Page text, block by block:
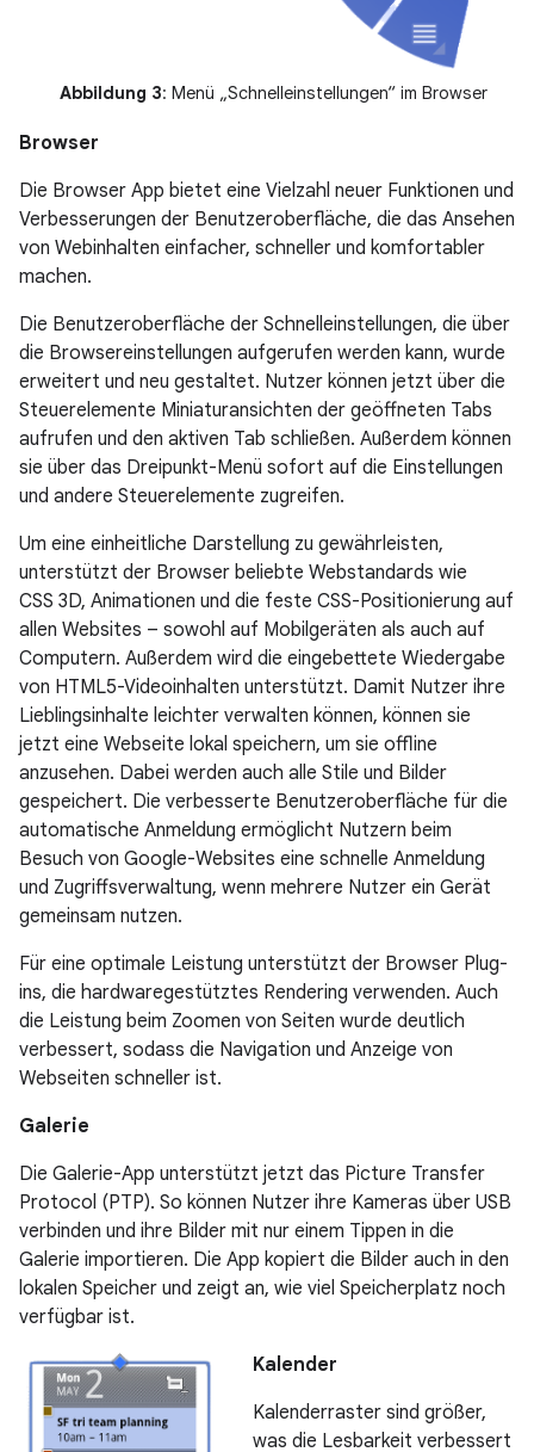
Abbildung 3: Menü „Schnelleinstellungen“ im Browser
Browser
Die Browser App bietet eine Vielzahl neuer Funktionen und
Verbesserungen der Benutzeroberfläche, die das Ansehen
von Webinhalten einfacher, schneller und komfortabler
machen.
Die Benutzeroberfläche der Schnelleinstellungen, die über
die Browsereinstellungen aufgerufen werden kann, wurde
erweitert und neu gestaltet. Nutzer können jetzt über die
Steuerelemente Miniaturansichten der geöffneten Tabs
aufrufen und den aktiven Tab schließen. Außerdem können
sie über das Dreipunkt-Menü sofort auf die Einstellungen
und andere Steuerelemente zugreifen.
Um eine einheitliche Darstellung zu gewährleisten,
unterstützt der Browser beliebte Webstandards wie
CSS 3D, Animationen und die feste CSS-Positionierung auf
allen Websites – sowohl auf Mobilgeräten als auch auf
Computern. Außerdem wird die eingebettete Wiedergabe
von HTML5-Videoinhalten unterstützt. Damit Nutzer ihre
Lieblingsinhalte leichter verwalten können, können sie
jetzt eine Webseite lokal speichern, um sie offline
anzusehen. Dabei werden auch alle Stile und Bilder
gespeichert. Die verbesserte Benutzeroberfläche für die
automatische Anmeldung ermöglicht Nutzern beim
Besuch von Google-Websites eine schnelle Anmeldung
und Zugriffsverwaltung, wenn mehrere Nutzer ein Gerät
gemeinsam nutzen.
Für eine optimale Leistung unterstützt der Browser Plug-
ins, die hardwaregestütztes Rendering verwenden. Auch
die Leistung beim Zoomen von Seiten wurde deutlich
verbessert, sodass die Navigation und Anzeige von
Webseiten schneller ist.
Galerie
Die Galerie-App unterstützt jetzt das Picture Transfer
Protocol (PTP). So können Nutzer ihre Kameras über USB
verbinden und ihre Bilder mit nur einem Tippen in die
Galerie importieren. Die App kopiert die Bilder auch in den
lokalen Speicher und zeigt an, wie viel Speicherplatz noch
verfügbar ist.
Kalender
Kalenderraster sind größer,
was die Lesbarkeit verbessert